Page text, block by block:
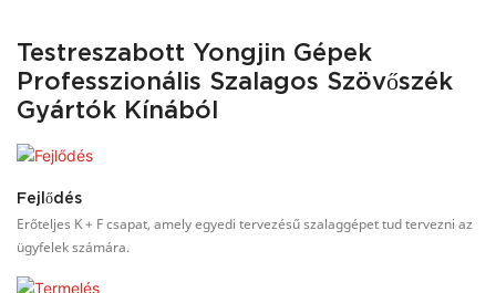
Testreszabott Yongjin Gépek
Professzionális Szalagos Szövőszék
Gyártók Kínából
Fejlődés
Erőteljes K + F csapat, amely egyedi tervezésű szalaggépet tud tervezni az
ügyfelek számára.